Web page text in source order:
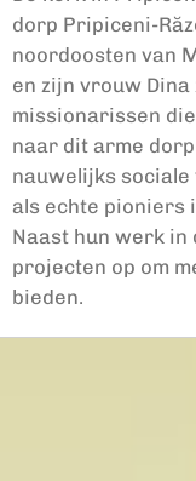
dorp Pripiceni-
noordoosten van
en zijn vrouw
missionarissen
naar dit arme
nauwelijks sociale
als echte pioniers
Naast hun werk in
projecten op om
bieden.